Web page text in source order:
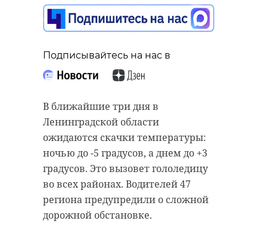
Подписывайтесь на нас в
В ближайшие три дня в
Ленинградской области
ожидаются скачки температуры:
ночью до -5 градусов, а днем до +3
градусов. Это вызовет гололедицу
во всех районах. Водителей 47
региона предупредили о сложной
дорожной обстановке.
Подписывайтесь на нас в
Российский сервис бронирования
отелей и квартир ТВИЛ.РУ в
пятницу, 1 марта, рассказал
47channel о результатах
исследования на анализе запросов
и заявок о самых популярных
Подписывайтесь на нас в
В 2024 году в 47 регионе
запланировано восстановление
лесов на площади 6,5 тысяч
гектаров в рамках программы
национального проекта
"Экология".
Глава комитета по природным
ресурсам Ленинградской области